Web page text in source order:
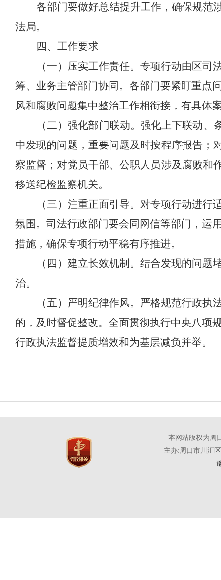
各部门要做好总结提升工作，确保规范
法局。
四、 工作要求
（一）压实工作责任。 专项行动由 区司
筹、业务主管部门协同。 各部门要紧盯重点
风和腐败问题集中整治工作相衔接，有具体
（二）强化部门联动。 强化上下联动、
中发现的问题，重要问题及时按程序报告；
察监督；对党员干部、公职人员涉及腐败和
移送纪检监察机关。
（三） 注重正面引导。 对专项行动进行
氛围。 司法行政部门要会同 网信等部门，运
措施，确保专项行动平稳有序推进。
（ 四 ）建立长效机制 。 结合发现的问题
治。
（五）严明纪律作风。 严格规范行政执
的，及时督促整改。全面贯彻执行中央八项
行政执法监督提质增效和为基层减负并举。
本网站版权为周
主办:周口市川汇